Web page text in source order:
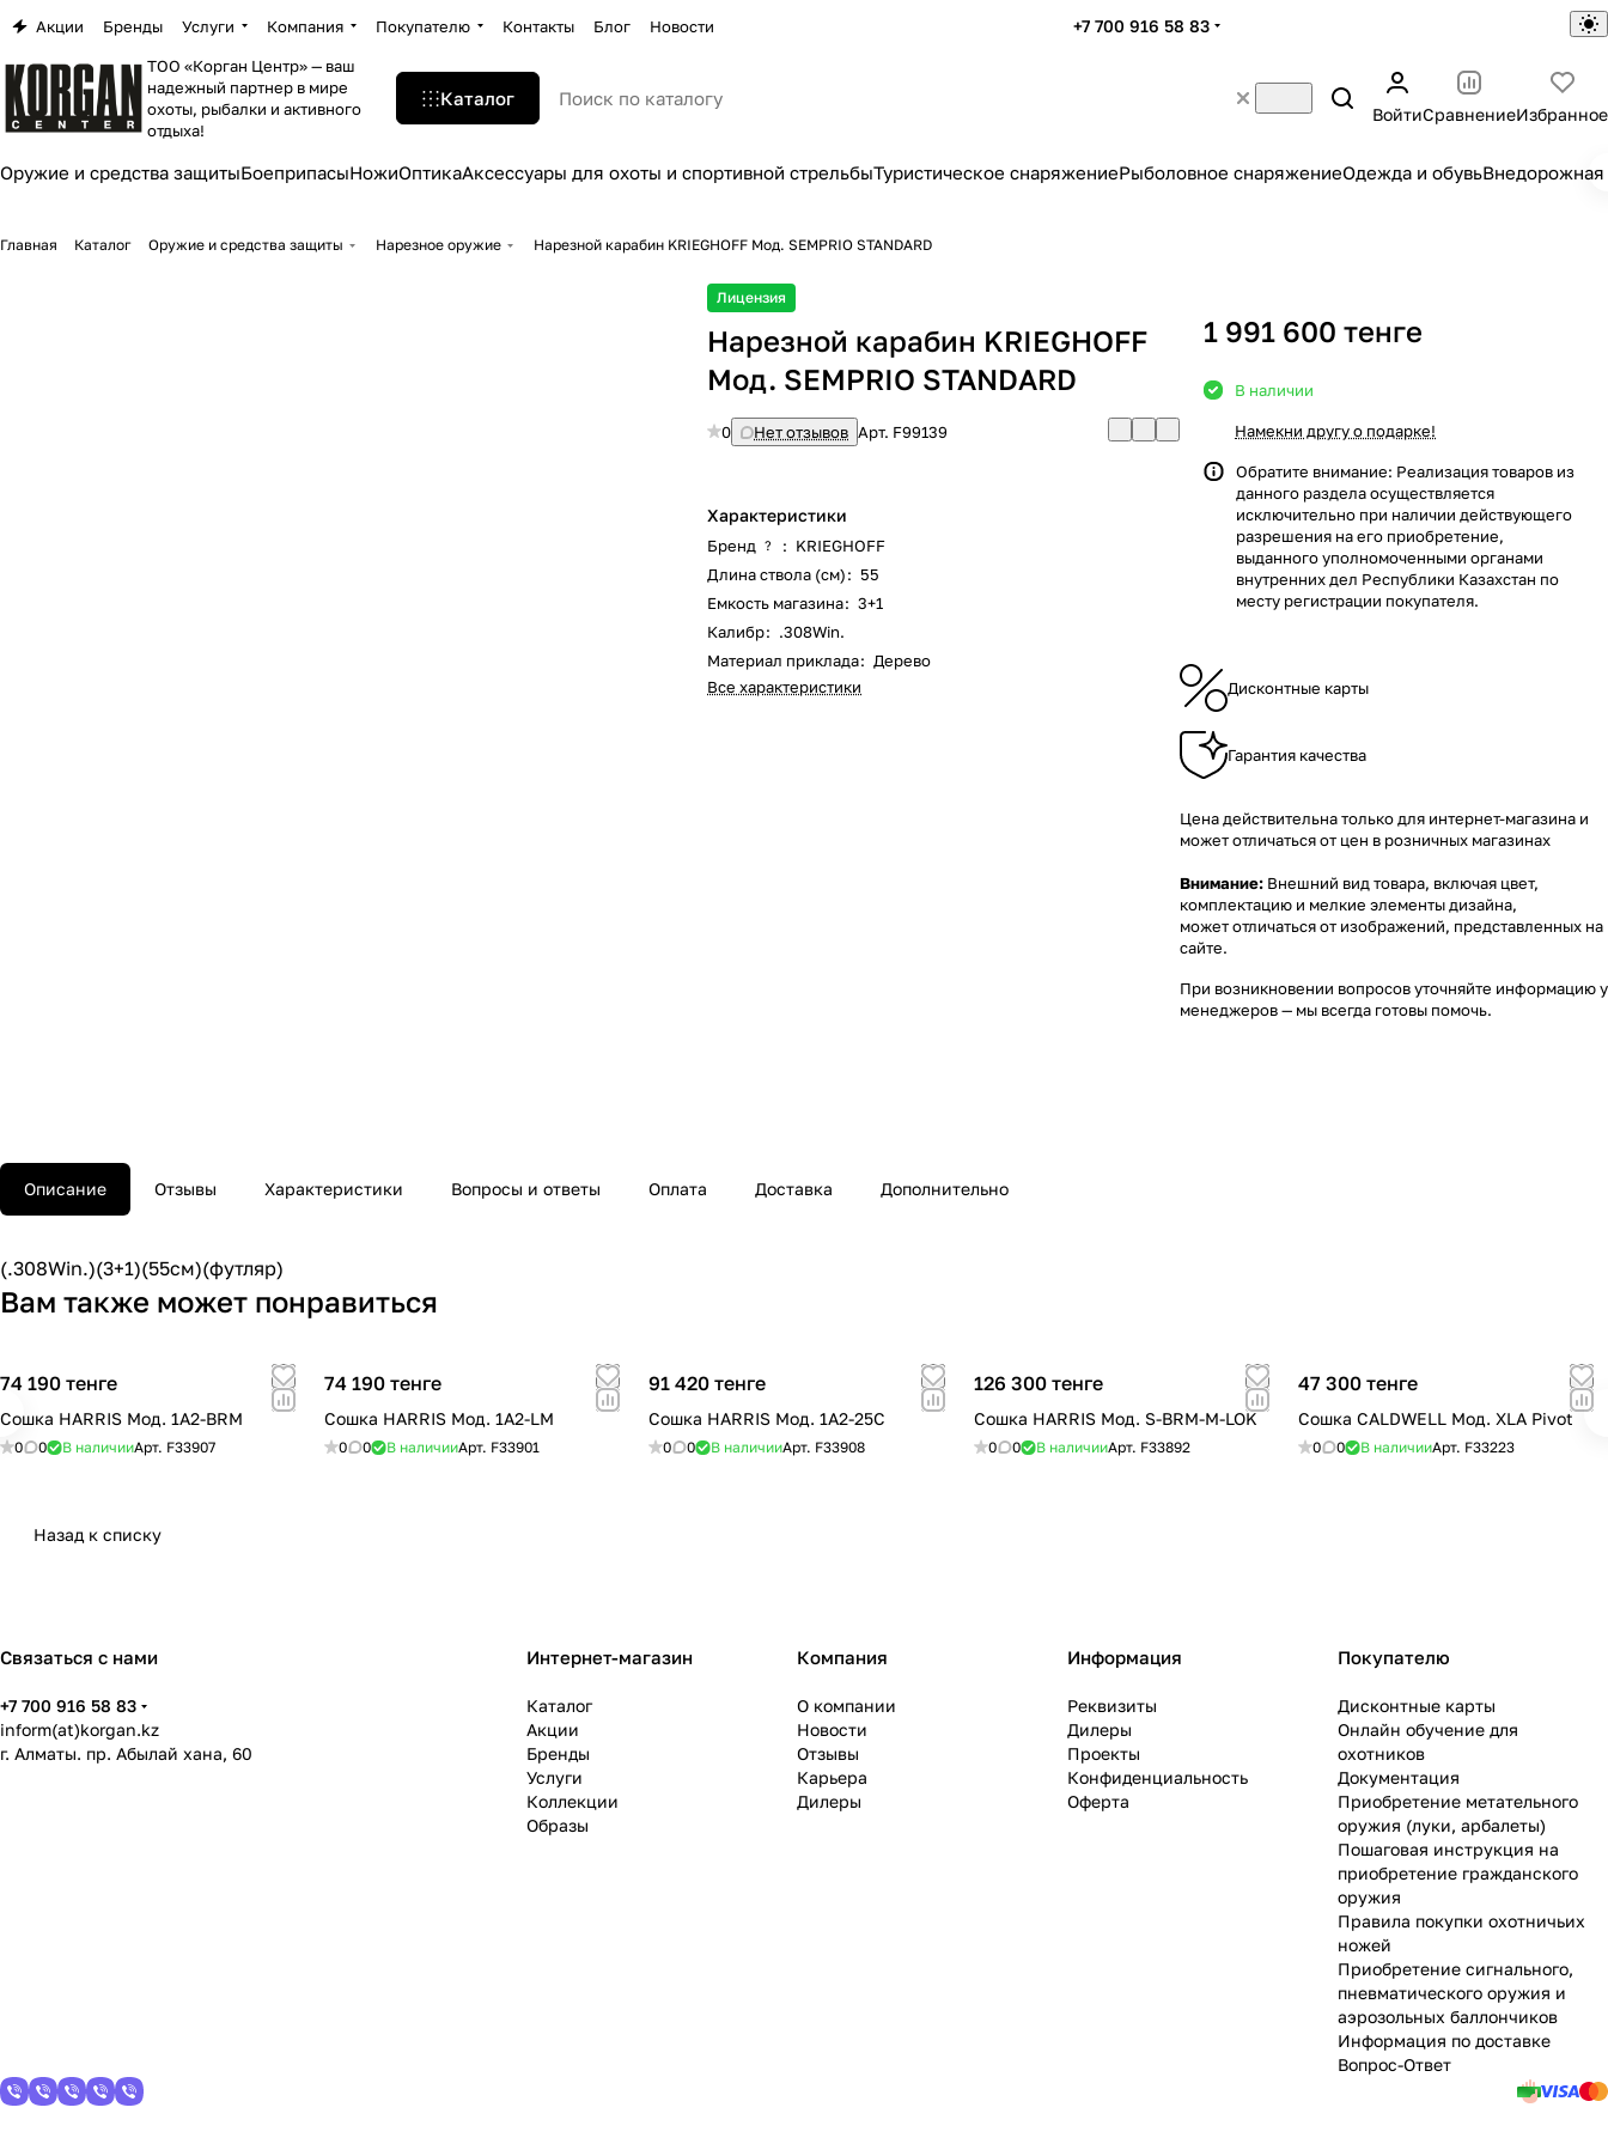
Акции Бренды Услуги Компания Покупателю Контакты Блог Новости +7 700 916 58 83
ТОО «Корган Центр» — ваш
надежный партнер в мире
охоты, рыбалки и активного
отдыха!
Каталог
ВойтиСравнениеИзбранное
Оружие и средства защитыБоеприпасыНожиОптикаАксессуары для охоты и спортивной стрельбыТуристическое снаряжениеРыболовное снаряжениеОдежда и обувьВнедорожная
Главная Каталог Оружие и средства защиты Нарезное оружие Нарезной карабин KRIEGHOFF Moд. SEMPRIO STANDARD
Лицензия
Нарезной карабин KRIEGHOFF
Moд. SEMPRIO STANDARD
0 Нет отзывов Арт. F99139
Характеристики
Бренд ? : KRIEGHOFF
Длина ствола (см): 55
Емкость магазина: 3+1
Калибр: .308Win.
Материал приклада: Дерево
Все характеристики
1 991 600 тенге
В наличии
Намекни другу о подарке!
Обратите внимание: Реализация товаров из
данного раздела осуществляется
исключительно при наличии действующего
разрешения на его приобретение,
выданного уполномоченными органами
внутренних дел Республики Казахстан по
месту регистрации покупателя.
Дисконтные карты
Гарантия качества
Цена действительна только для интернет-магазина и
может отличаться от цен в розничных магазинах
Внимание: Внешний вид товара, включая цвет,
комплектацию и мелкие элементы дизайна,
может отличаться от изображений, представленных на
сайте.
При возникновении вопросов уточняйте информацию у
менеджеров— мы всегда готовы помочь.
Описание Отзывы Характеристики Вопросы и ответы Оплата Доставка Дополнительно
(.308Win.)(3+1)(55см)(футляр)
Вам также может понравиться
74 190 тенге
Сошка HARRIS Мод. 1A2-BRM
0 0 В наличииАрт. F33907
74 190 тенге
Сошка HARRIS Мод. 1A2-LM
0 0 В наличииАрт. F33901
91 420 тенге
Сошка HARRIS Мод. 1A2-25C
0 0 В наличииАрт. F33908
126 300 тенге
Сошка HARRIS Мод. S-BRM-M-LOK
0 0 В наличииАрт. F33892
47 300 тенге
Сошка CALDWELL Мод. XLA Pivot
0 0 В наличииАрт. F33223
Назад к списку
Связаться с нами
+7 700 916 58 83
inform(at)korgan.kz
г. Алматы. пр. Абылай хана, 60
Интернет-магазин
Каталог
Акции
Бренды
Услуги
Коллекции
Образы
Компания
О компании
Новости
Отзывы
Карьера
Дилеры
Информация
Реквизиты
Дилеры
Проекты
Конфиденциальность
Оферта
Покупателю
Дисконтные карты
Онлайн обучение для
охотников
Документация
Приобретение метательного
оружия (луки, арбалеты)
Пошаговая инструкция на
приобретение гражданского
оружия
Правила покупки охотничьих
ножей
Приобретение сигнального,
пневматического оружия и
аэрозольных баллончиков
Информация по доставке
Вопрос-Ответ